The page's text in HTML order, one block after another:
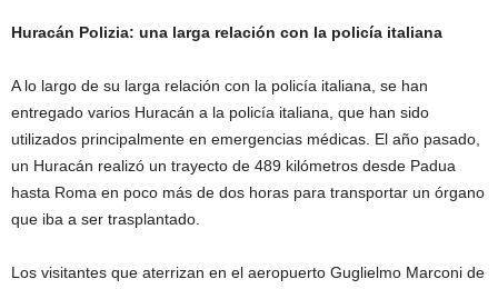
Huracán Polizia: una larga relación con la policía italiana
A lo largo de su larga relación con la policía italiana, se han
entregado varios Huracán a la policía italiana, que han sido
utilizados principalmente en emergencias médicas. El año pasado,
un Huracán realizó un trayecto de 489 kilómetros desde Padua
hasta Roma en poco más de dos horas para transportar un órgano
que iba a ser trasplantado.
Los visitantes que aterrizan en el aeropuerto Guglielmo Marconi de